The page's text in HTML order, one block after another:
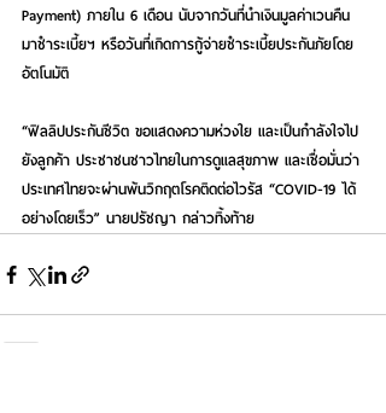
Payment) ภายใน 6 เดือน นับจากวันที่นำเงินมูลค่าเวนคืน
มาชำระเบี้ยฯ หรือวันที่เกิดการกู้จ่ายชำระเบี้ยประกันภัยโดย
อัตโนมัติ
“ฟิลลิปประกันชีวิต ขอแสดงความห่วงใย และเป็นกำลังใจไป
ยังลูกค้า ประชาชนชาวไทยในการดูแลสุขภาพ และเชื่อมั่นว่า
ประเทศไทยจะผ่านพ้นวิกฤตโรคติดต่อไวรัส “COVID-19 ได้
อย่างโดยเร็ว” นายปรัชญา กล่าวทิ้งท้าย